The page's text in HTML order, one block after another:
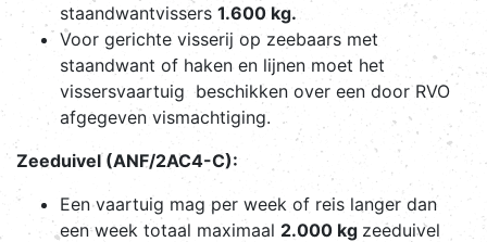
staandwantvissers 1.600 kg.
Voor gerichte visserij op zeebaars met
staandwant of haken en lijnen moet het
vissersvaartuig beschikken over een door RVO
afgegeven vismachtiging.
Zeeduivel (ANF/2AC4-C):
Een vaartuig mag per week of reis langer dan
een week totaal maximaal 2.000 kg zeeduivel